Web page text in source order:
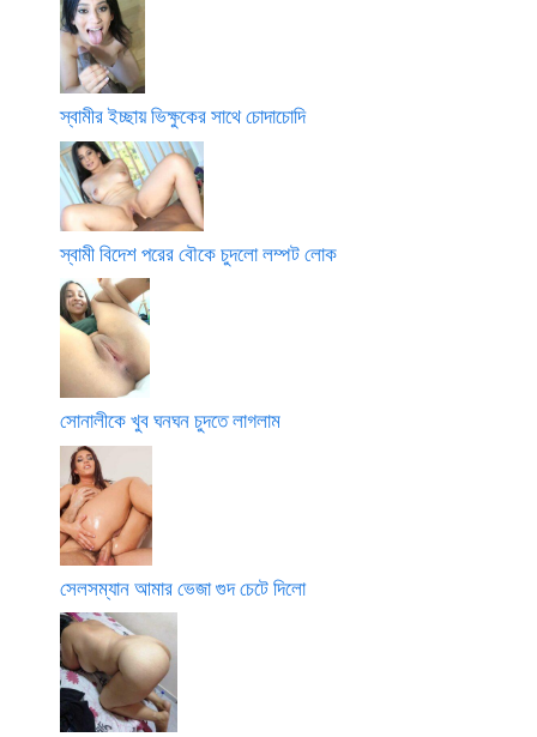
স্বামীর ইচ্ছায় ভিক্ষুকের সাথে চোদাচোদি
স্বামী বিদেশ পরের বৌকে চুদলো লম্পট লোক
সোনালীকে খুব ঘনঘন চুদতে লাগলাম
সেলসম্যান আমার ভেজা গুদ চেটে দিলো